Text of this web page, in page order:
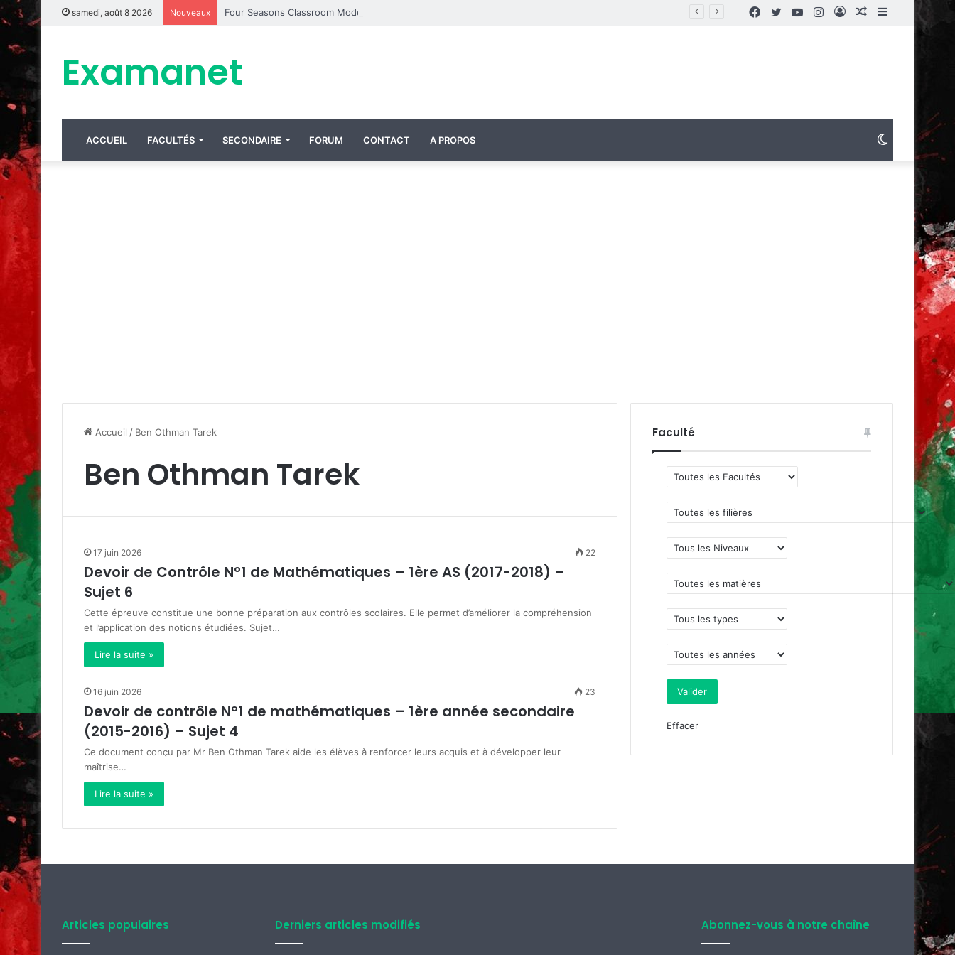
samedi, août 8 2026 Nouveaux
Sidebar
Article
Connexion
Instagram
YouTube
Twitter
Facebook
Examanet
ACCUEIL FACULTÉS SECONDAIRE FORUM CONTACT A PROPOS Switch
Accueil / Ben Othman Tarek
Ben Othman Tarek
17 juin 2026 22
Devoir de Contrôle N°1 de Mathématiques – 1ère AS (2017-2018) –
Sujet 6
Cette épreuve constitue une bonne préparation aux contrôles scolaires. Elle permet d’améliorer la compréhension
et l’application des notions étudiées. Sujet…
Lire la suite »
16 juin 2026 23
Devoir de contrôle N°1 de mathématiques – 1ère année secondaire
(2015-2016) – Sujet 4
Ce document conçu par Mr Ben Othman Tarek aide les élèves à renforcer leurs acquis et à développer leur
maîtrise…
Lire la suite »
Faculté
Effacer
Articles populaires Derniers articles modifiés Abonnez-vous à notre chaîne